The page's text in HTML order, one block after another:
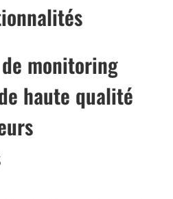
monitoring
haute qualité